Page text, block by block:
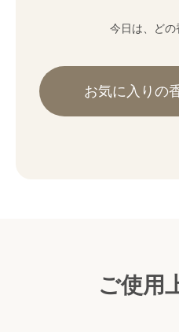
今日は、どの
お気に入りの
ご使用